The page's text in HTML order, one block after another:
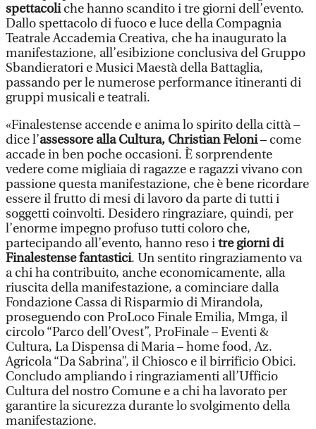
spettacoliche hanno scandito i tre giorni dell’evento.
Dallo spettacolo di fuoco e luce della Compagnia
Teatrale Accademia Creativa, che ha inaugurato la
manifestazione, all’esibizione conclusiva del Gruppo
Sbandieratori e Musici Maestà della Battaglia,
passando per le numerose performance itineranti di
gruppi musicali e teatrali.
«Finalestense accende e anima lo spirito della città –
dice l’assessore alla Cultura, Christian Feloni– come
accade in ben poche occasioni. È sorprendente
vedere come migliaia di ragazze e ragazzi vivano con
passione questa manifestazione, che è bene ricordare
essere il frutto di mesi di lavoro da parte di tutti i
soggetti coinvolti. Desidero ringraziare, quindi, per
l’enorme impegno profuso tutti coloro che,
partecipando all’evento, hanno reso itre giorni di
Finalestense fantastici. Un sentito ringraziamento va
a chi ha contribuito, anche economicamente, alla
riuscita della manifestazione, a cominciare dalla
Fondazione Cassa di Risparmio di Mirandola,
proseguendo con ProLoco Finale Emilia, Mmga, il
circolo “Parco dell’Ovest”, ProFinale – Eventi &
Cultura, La Dispensa di Maria – home food, Az.
Agricola “Da Sabrina”, il Chiosco e il birrificio Obici.
Concludo ampliando i ringraziamenti all’Ufficio
Cultura del nostro Comune e a chi ha lavorato per
garantire la sicurezza durante lo svolgimento della
manifestazione.